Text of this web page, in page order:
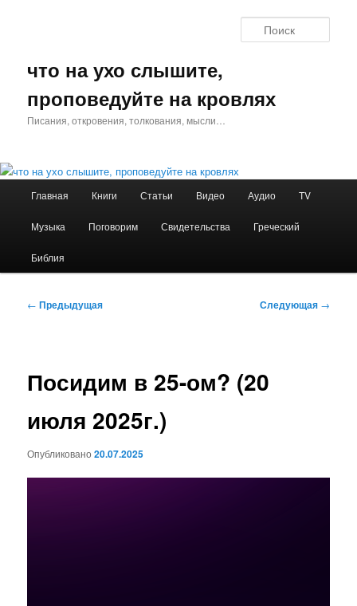
что на ухо слышите,
проповедуйте на кровлях
Писания, откровения, толкования, мысли…
Главная Книги Статьи Видео Аудио TV
Музыка Поговорим Свидетельства Греческий
Библия
Навигация
← Предыдущая Следующая →
Посидим в 25-ом? (20
июля 2025г.)
Опубликовано20.07.2025